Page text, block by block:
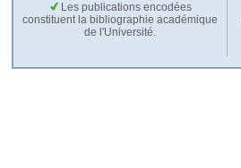
Les publications encodées
constituent la bibliographie académique
de l'Université.